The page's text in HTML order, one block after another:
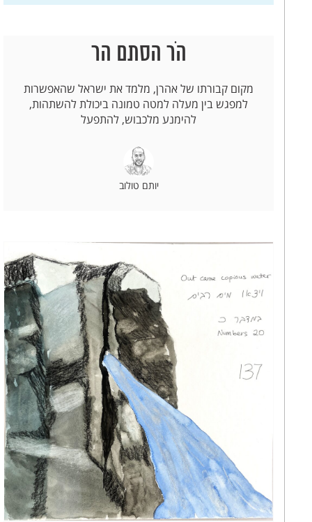
הֹר הסתם הר
מקום קבורתו של אהרן, מלמד את ישראל שהאפשרות
למפגש בין מעלה למטה טמונה ביכולת להשתהות,
להימנע מלכבוש, להתפעל
יותם טולוב